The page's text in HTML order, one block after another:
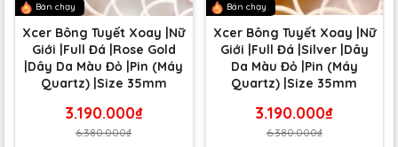
Bán chạy
Xcer Bông Tuyết Xoay |Nữ
Giới |Full Đá |Rose Gold
|Dây Da Màu Đỏ |Pin (Máy
Quartz) |Size 35mm
3.190.000₫
6.380.000₫
Bán chạy
Xcer Bông Tuyết Xoay |Nữ
Giới |Full Đá |Silver |Dây
Da Màu Đỏ |Pin (Máy
Quartz) |Size 35mm
3.190.000₫
6.380.000₫